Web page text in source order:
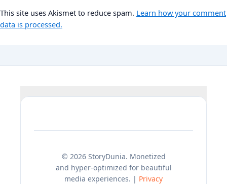
This site uses Akismet to reduce spam. Learn how your comment
data is processed.
© 2026 StoryDunia. Monetized
and hyper-optimized for beautiful
media experiences. | Privacy